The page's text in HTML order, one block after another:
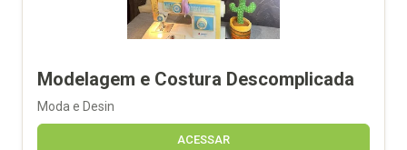
Modelagem e Costura Descomplicada
Moda e Desin
ACESSAR